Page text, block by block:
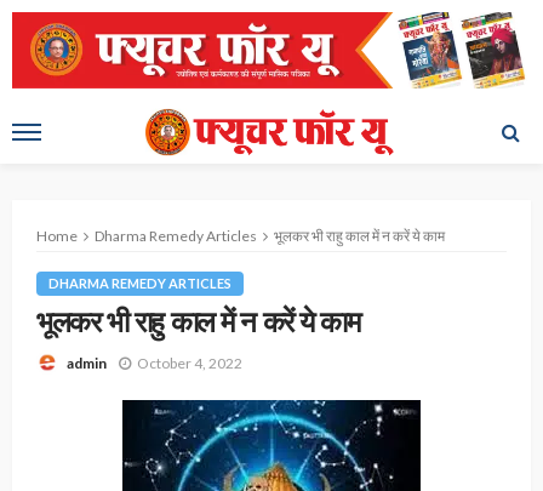
Home Dharma Remedy Articles भूलकर भी राहु काल में न करें ये काम
DHARMA REMEDY ARTICLES
भूलकर भी राहु काल में न करें ये काम
admin October 4, 2022